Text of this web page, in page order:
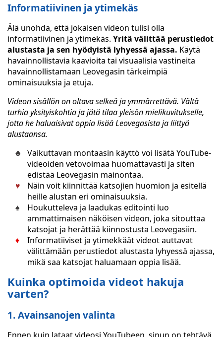
Informatiivinen ja ytimekäs
Älä unohda, että jokaisen videon tulisi olla
informatiivinen ja ytimekäs. Yritä välittää perustiedot
alustasta ja sen hyödyistä lyhyessä ajassa. Käytä
havainnollistavia kaavioita tai visuaalisia vastineita
havainnollistamaan Leovegasin tärkeimpiä
ominaisuuksia ja etuja.
Videon sisällön on oltava selkeä ja ymmärrettävä. Vältä
turhia yksityiskohtia ja jätä tilaa yleisön mielikuvitukselle,
jotta he haluaisivat oppia lisää Leovegasista ja liittyä
alustaansa.
Vaikuttavan montaasin käyttö voi lisätä YouTube-
videoiden vetovoimaa huomattavasti ja siten
edistää Leovegasin mainontaa.
Näin voit kiinnittää katsojien huomion ja esitellä
heille alustan eri ominaisuuksia.
Houkutteleva ja laadukas editointi luo
ammattimaisen näköisen videon, joka sitouttaa
katsojat ja herättää kiinnostusta Leovegasiin.
Informatiiviset ja ytimekkäät videot auttavat
välittämään perustiedot alustasta lyhyessä ajassa,
mikä saa katsojat haluamaan oppia lisää.
Kuinka optimoida videot hakuja
varten?
1. Avainsanojen valinta